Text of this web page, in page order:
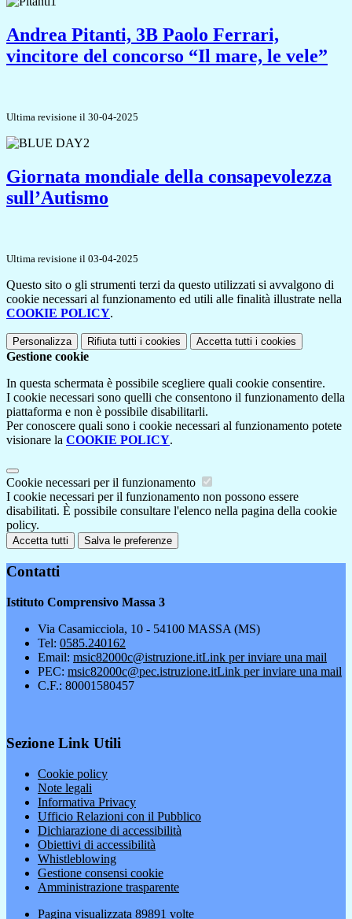
Andrea Pitanti, 3B Paolo Ferrari,
vincitore del concorso “Il mare, le vele”
Ultima revisione il 30-04-2025
Giornata mondiale della consapevolezza
sull’Autismo
Ultima revisione il 03-04-2025
Questo sito o gli strumenti terzi da questo utilizzati si avvalgono di
cookie necessari al funzionamento ed utili alle finalità illustrate nella
COOKIE POLICY.
Personalizza Rifiuta tutti i cookies Accetta tutti i cookies
Gestione cookie
In questa schermata è possibile scegliere quali cookie consentire.
I cookie necessari sono quelli che consentono il funzionamento della
piattaforma e non è possibile disabilitarli.
Per conoscere quali sono i cookie necessari al funzionamento potete
visionare la COOKIE POLICY.
Cookie necessari per il funzionamento
I cookie necessari per il funzionamento non possono essere
disabilitati. È possibile consultare l'elenco nella pagina della cookie
policy.
Accetta tutti Salva le preferenze
Contatti
Istituto Comprensivo Massa 3
Via Casamicciola, 10 - 54100 MASSA (MS)
Tel: 0585.240162
Email: msic82000c@istruzione.itLink per inviare una mail
PEC: msic82000c@pec.istruzione.itLink per inviare una mail
C.F.: 80001580457
Sezione Link Utili
Cookie policy
Note legali
Informativa Privacy
Ufficio Relazioni con il Pubblico
Dichiarazione di accessibilità
Obiettivi di accessibilità
Whistleblowing
Gestione consensi cookie
Amministrazione trasparente
Pagina visualizzata 89891 volte